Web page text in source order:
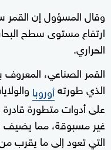
وقال المسؤول إن القمر
ارتفاع مستوى سطح
الحراري.
الذي طورتهأوروبا
على أدوات متطورة قادرة
غير مسبوقة، مما يضيف
التي تعود إلى ما يقرب من 30